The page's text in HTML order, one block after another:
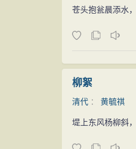
苍头抱瓮晨添水
柳絮
清代 ： 黄毓祺
堤上东风杨柳斜